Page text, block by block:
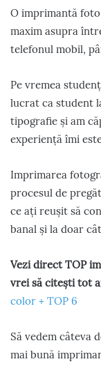
O imprimantă
maxim asupra
telefonul mobil,
Pe vremea
lucrat ca student
tipografie și am
experiență îmi
Imprimarea
procesul de
ce ați reușit să
banal și la doar
Vezi direct TOP
vrei să citești tot
color + TOP 6
Să vedem câteva
mai bună